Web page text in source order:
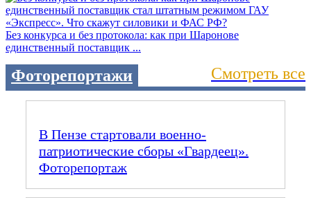
Без конкурса и без протокола: как при Шаронове
единственный поставщик ...
Фоторепортажи Смотреть все
В Пензе стартовали военно-
патриотические сборы «Гвардеец».
Фоторепортаж